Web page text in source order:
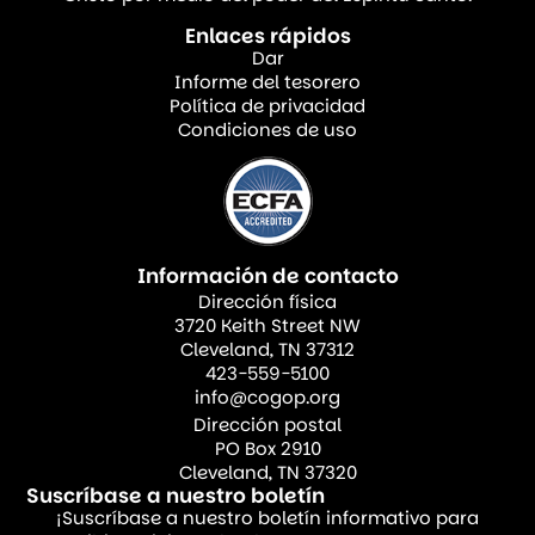
pobres y marginados. En Lucas 4:18, Jesús
declaró: “El Espíritu del Señor está sobre
mí…” Esta unción le dio poder para
proclamar las buenas nuevas a los pobres,
pero también lo ungió para proclamar
libertad, sanidad y liberación a los
oprimidos. La unción de Jesús no se limitó
al ámbito espiritual únicamente, incluyó
todos los aspectos de Su ministerio
La iglesia primitiva siguió Su ejemplo. En
Hechos 6, leemos que los apóstoles
atendieron el descuido que había hacia las
Enlaces rápidos
Dar
Informe del tesorero
Política de privacidad
Condiciones de uso
Información de contacto
Dirección física
3720 Keith Street NW
Cleveland, TN 37312
423-559-5100
info@cogop.org
Dirección postal
PO Box 2910
Cleveland, TN 37320
Suscríbase a nuestro boletín
¡Suscríbase a nuestro boletín informativo para